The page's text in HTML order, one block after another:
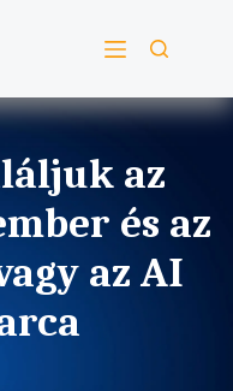
az
és az
az AI